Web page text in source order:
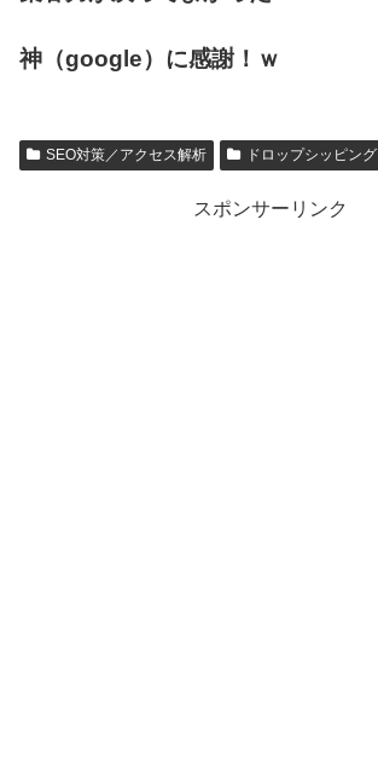
神（google）に感謝！ｗ
SEO対策／アクセス解析 ドロップシッピング
スポンサーリンク